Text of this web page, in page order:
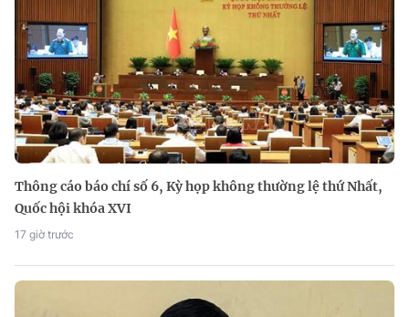
Thông cáo báo chí số 6, Kỳ họp không thường lệ thứ Nhất,
Quốc hội khóa XVI
17 giờ trước